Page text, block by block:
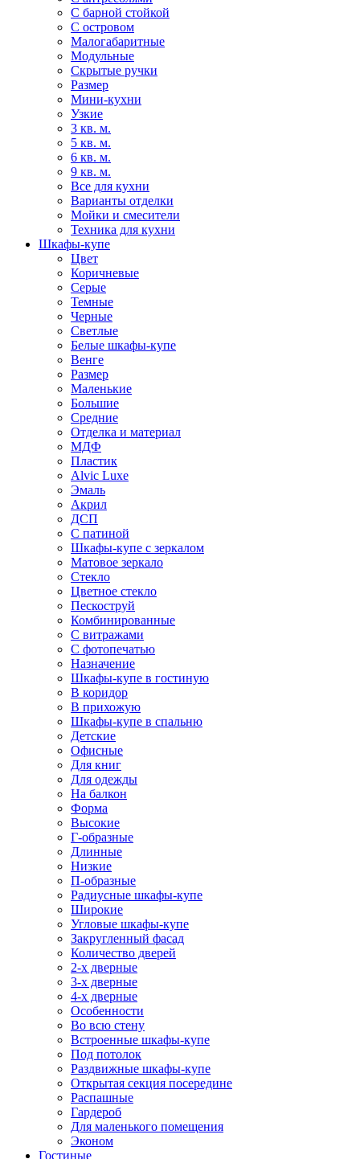
С барной стойкой
С островом
Малогабаритные
Модульные
Скрытые ручки
Размер
Мини-кухни
Узкие
3 кв. м.
5 кв. м.
6 кв. м.
9 кв. м.
Все для кухни
Варианты отделки
Мойки и смесители
Техника для кухни
Шкафы-купе
Цвет
Коричневые
Серые
Темные
Черные
Светлые
Белые шкафы-купе
Венге
Размер
Маленькие
Большие
Средние
Отделка и материал
МДФ
Пластик
Alvic Luxe
Эмаль
Акрил
ДСП
С патиной
Шкафы-купе с зеркалом
Матовое зеркало
Стекло
Цветное стекло
Пескоструй
Комбинированные
С витражами
С фотопечатью
Назначение
Шкафы-купе в гостиную
В коридор
В прихожую
Шкафы-купе в спальню
Детские
Офисные
Для книг
Для одежды
На балкон
Форма
Высокие
Г-образные
Длинные
Низкие
П-образные
Радиусные шкафы-купе
Широкие
Угловые шкафы-купе
Закругленный фасад
Количество дверей
2-х дверные
3-х дверные
4-х дверные
Особенности
Во всю стену
Встроенные шкафы-купе
Под потолок
Раздвижные шкафы-купе
Открытая секция посередине
Распашные
Гардероб
Для маленького помещения
Эконом
Гостиные